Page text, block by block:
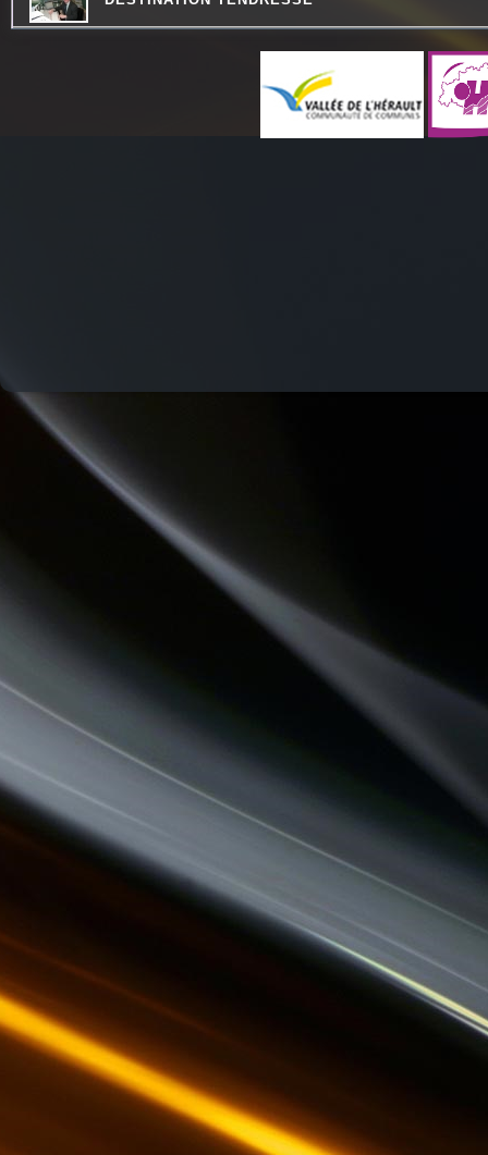
PASSE TEMPS - LE FIL DU TEMPS QUI PASSE
LA PSY VOUS EN PARLE
LES PIEDS SUR LA TABLE
ATELIERS RADIOPHONIQUES